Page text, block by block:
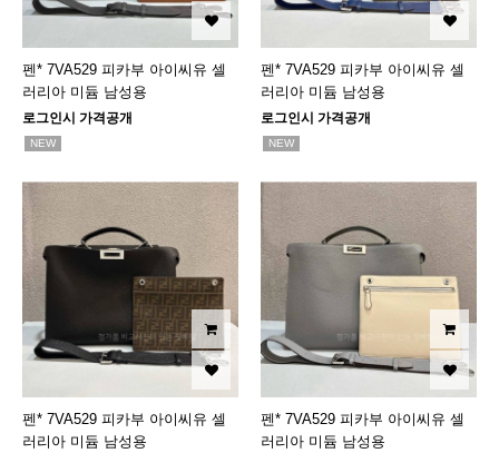
펜* 7VA529 피카부 아이씨유 셀
러리아 미듐 남성용
로그인시 가격공개
NEW
펜* 7VA529 피카부 아이씨유 셀
러리아 미듐 남성용
로그인시 가격공개
NEW
펜* 7VA529 피카부 아이씨유 셀
러리아 미듐 남성용
펜* 7VA529 피카부 아이씨유 셀
러리아 미듐 남성용